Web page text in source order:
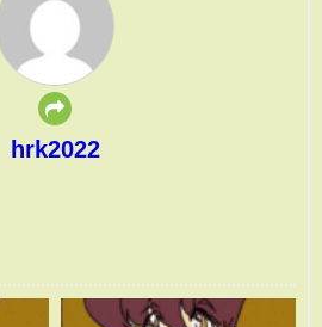
hrk2022